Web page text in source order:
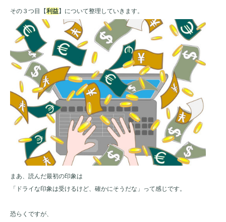
その３つ目【利益】について整理していきます。
まあ、読んだ最初の印象は
「ドライな印象は受けるけど、確かにそうだな」って感じです。
恐らくですが、